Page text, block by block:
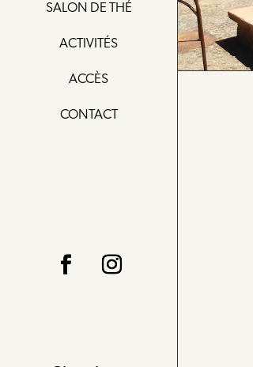
SALON DE THÉ
ACTIVITÉS
ACCÈS
CONTACT